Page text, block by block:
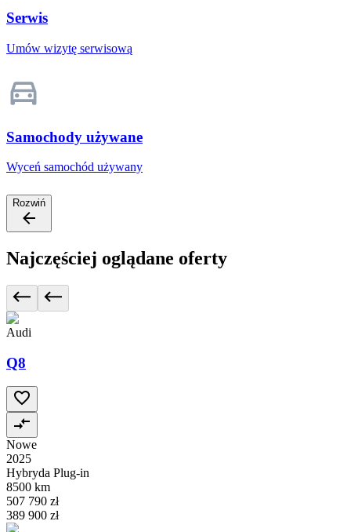
Serwis
Umów wizytę serwisową
Samochody używane
Wyceń samochód używany
Rozwiń
Najczęściej oglądane oferty
Audi
Q8
Nowe
2025
Hybryda Plug-in
8500 km
507 790 zł
389 900 zł